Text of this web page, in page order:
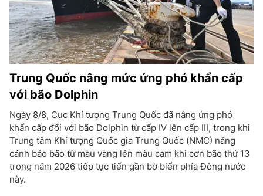
Trung Quốc nâng mức ứng phó khẩn cấp
với bão Dolphin
Ngày 8/8, Cục Khí tượng Trung Quốc đã nâng ứng phó
khẩn cấp đối với bão Dolphin từ cấp IV lên cấp III, trong khi
Trung tâm Khí tượng Quốc gia Trung Quốc (NMC) nâng
cảnh báo bão từ màu vàng lên màu cam khi cơn bão thứ 13
trong năm 2026 tiếp tục tiến gần bờ biển phía Đông nước
này.